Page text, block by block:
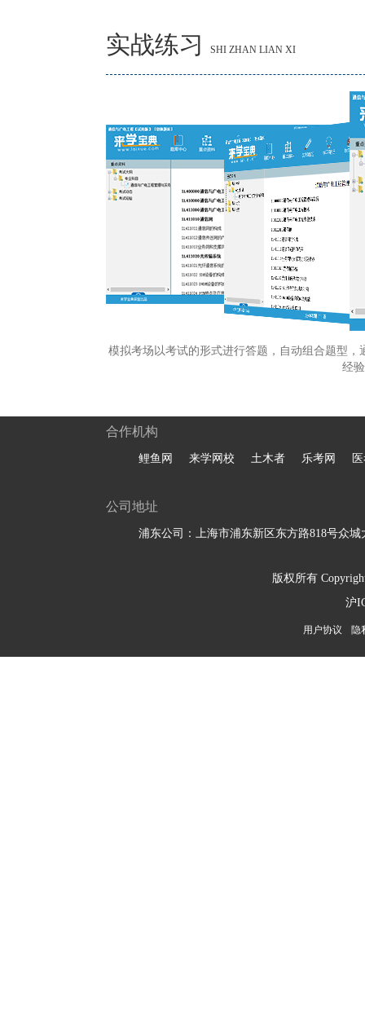
实战练习 SHI ZHAN LIAN XI
模拟考场以考试的形式进行答题，自动组合题型
经
合作机构
鲤鱼网 来学网校 土木者 乐考网
公司地址
浦东公司：上海市浦东新区东方路818号众城
版权所有
沪
用户协议 隐